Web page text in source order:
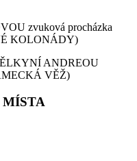
zvuková procházka
KOLONÁDY)
ANDREOU
VĚŽ)
MÍSTA